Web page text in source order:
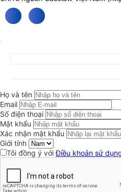
Họ và tên
Email
Số điện thoại
Mật khẩu
Xác nhận mật khẩu
Giới tính
Tôi đồng ý vớiĐiều khoản sử